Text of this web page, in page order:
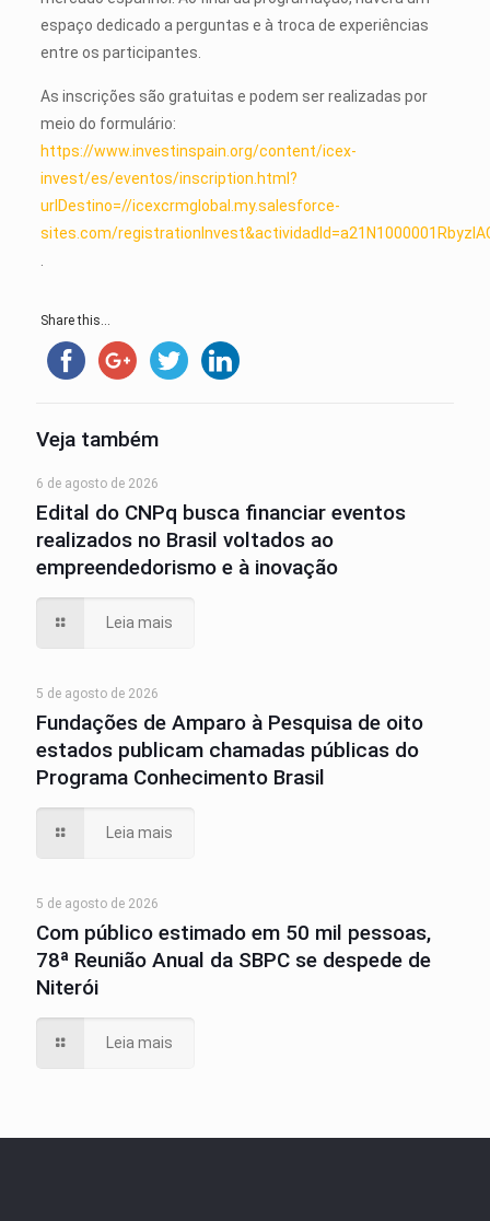
espaço dedicado a perguntas e à troca de experiências
entre os participantes.
As inscrições são gratuitas e podem ser realizadas por
meio do formulário:
https://www.investinspain.org/content/icex-
invest/es/eventos/inscription.html?
urlDestino=//icexcrmglobal.my.salesforce-
sites.com/
Share this...
Veja também
6 de agosto de 2026
Edital do CNPq busca financiar eventos
realizados no Brasil voltados ao
empreendedorismo e à inovação
Leia mais
5 de agosto de 2026
Fundações de Amparo à Pesquisa de oito
estados publicam chamadas públicas do
Programa Conhecimento Brasil
Leia mais
5 de agosto de 2026
Com público estimado em 50 mil pessoas,
78ª Reunião Anual da SBPC se despede de
Niterói
Leia mais